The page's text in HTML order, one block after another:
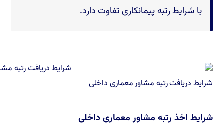
با شرایط رتبه پیمانکاری تفاوت دارد.
شرایط دریافت رتبه مشاور معماری داخلی
شرایط اخذ رتبه مشاور معماری داخلی